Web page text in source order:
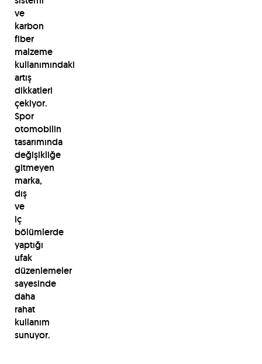
ve
karbon
fiber
malzeme
kullanımındaki
artış
dikkatleri
çekiyor.
Spor
otomobilin
tasarımında
değişikliğe
gitmeyen
marka,
dış
ve
iç
bölümlerde
yaptığı
ufak
düzenlemeler
sayesinde
daha
rahat
kullanım
sunuyor.